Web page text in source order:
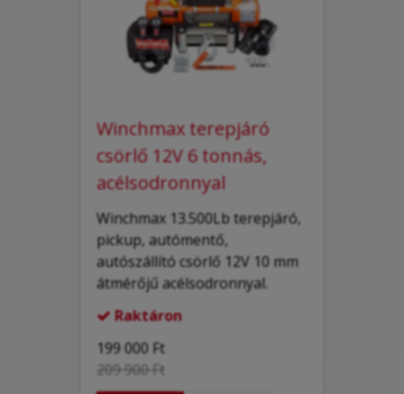
Winchmax terepjáró
csörlő 12V 6 tonnás,
acélsodronnyal
Winchmax 13.500Lb terepjáró,
pickup, autómentő,
autószállító csörlő 12V 10 mm
átmérőjű acélsodronnyal.
 Raktáron
199 000 Ft
209 900 Ft